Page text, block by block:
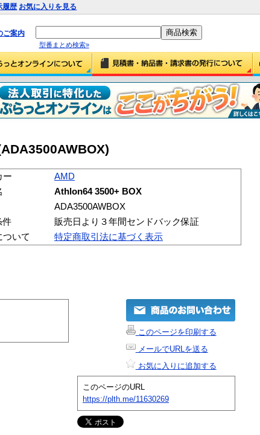
履歴 お気に入りを見る
ご案内
型番まとめ検索»
ー
AMD
Athlon64 3500+ BOX
ADA3500AWBOX
件
販売日より３年間センドバック保証
ついて
特定商取引法に基づく表示
このページを印刷する
メールでURLを送る
お気に入りに追加する
このページのURL
https://plth.me/11630269